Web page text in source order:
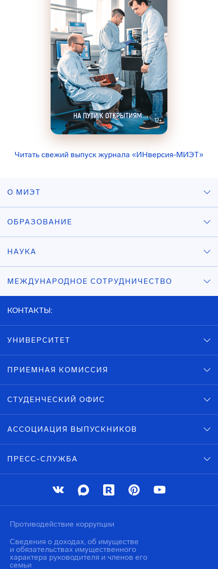
Читать свежий выпуск журнала «ИНверсия-МИЭТ»
О МИЭТ
ОБРАЗОВАНИЕ
НАУКА
МЕЖДУНАРОДНОЕ СОТРУДНИЧЕСТВО
КОНТАКТЫ:
УНИВЕРСИТЕТ
ПРИЕМНАЯ КОМИССИЯ
СТУДЕНЧЕСКИЙ ОФИС
АССОЦИАЦИЯ ВЫПУСКНИКОВ
ПРЕСС-СЛУЖБА
Противодействие коррупции
Сведения о доходах, об имуществе
и обязательствах имущественного
характера руководителя и членов его
семьи